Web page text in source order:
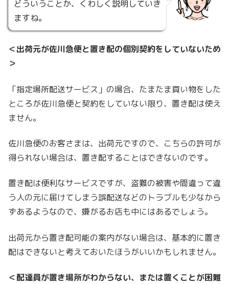
どういうことか、くわしく説明していき
ますね。
＜出荷元が佐川急便と置き配の個別契約をしていないため
＞
「指定場所配送サービス」の場合、たまたま買い物をした
ところが佐川急便と契約をしていない限り、置き配は使え
ません。
佐川急便のお客さまは、出荷元ですので、こちらの許可が
得られない場合は、置き配することはできないのです。
置き配は便利なサービスですが、盗難の被害や間違って違
う人の元に届けてしまう誤配送などのトラブルも少なから
ずあるようなので、嫌がるお店も中にはあるでしょう。
出荷元から置き配可能の案内がない場合は、基本的に置き
配はできないと考えておいたほうがいいかもしれません。
＜配達員が置き場所がわからない、または置くことが困難